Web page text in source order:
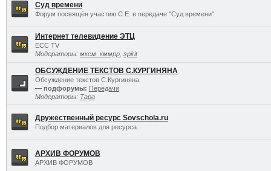
Суд времени
Форум посвящён участию С.Е. в передаче "Суд времени".
Интернет телевидение ЭТЦ
ECC TV
Модераторы: мксм_кммрр, spirit
ОБСУЖДЕНИЕ ТЕКСТОВ С.КУРГИНЯНА
Обсуждение текстов С.Кургиняна
— подфорумы: Передачи
Модераторы: Тара
Дружественный ресурс Sovschola.ru
Подбор материалов для ресурса.
АРХИВ ФОРУМОВ
АРХИВ ФОРУМОВ